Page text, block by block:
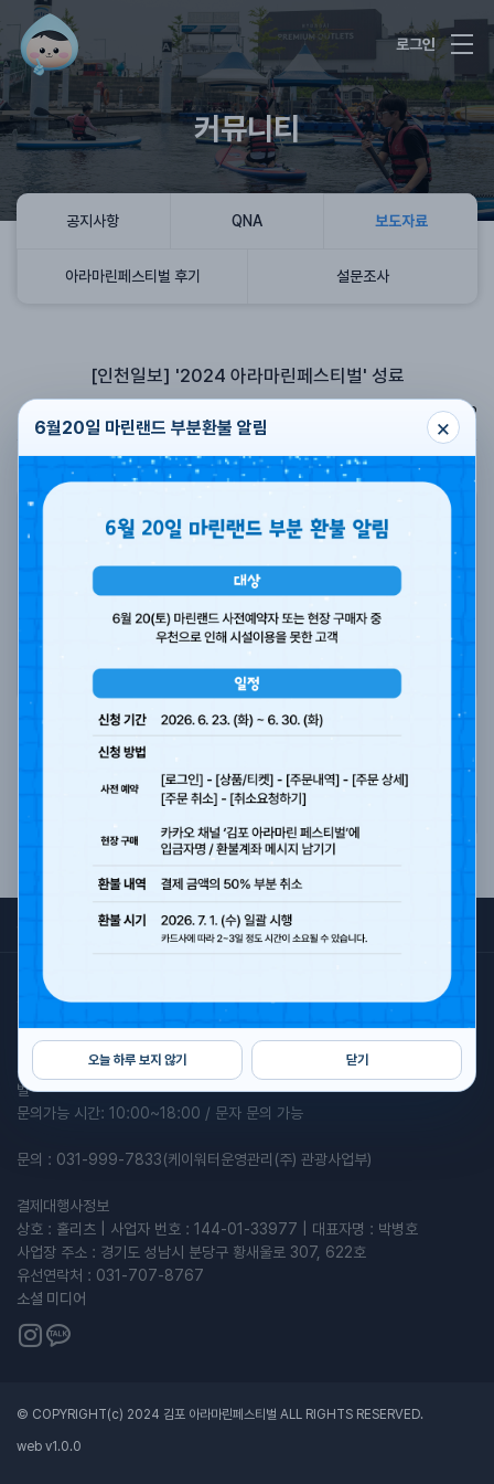
6월20일 마린랜드 부분환불 알림 ×
오늘 하루 보지 않기 닫기
로그인
커뮤니티
공지사항 QNA 보도자료
아라마린페스티벌 후기 설문조사
[인천일보] '2024 아라마린페스티벌' 성료
조회수 722
기사 보기
목록
서비스 이용약관개인정보처리방침
2026 김포 아라마린 페스티벌
주최 : 김포시, 한국수자원공사 | 주관 : 케이워터운영관리(주)
프로그램 관련 문의: 010-6818-0410 / 카카오톡채널 '김포 아라마린페스티
벌'
문의가능 시간: 10:00~18:00 / 문자 문의 가능
문의 : 031-999-7833(케이워터운영관리(주) 관광사업부)
결제대행사정보
상호 : 홀리츠 | 사업자 번호 : 144-01-33977 | 대표자명 : 박병호
사업장 주소 : 경기도 성남시 분당구 황새울로 307, 622호
유선연락처 : 031-707-8767
소셜 미디어
© COPYRIGHT(c) 2024 김포 아라마린페스티벌 ALL RIGHTS RESERVED.
web v1.0.0